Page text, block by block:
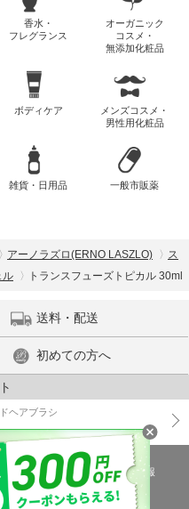
香水・
フレグランス
オーガニック
コスメ・
無添加化粧品
ボディケア
メンズコスメ・
男性用化粧品
雑貨・日用品 一般市販薬
アーノラズロ(ERNO LASZLO)
ス
ル トランスフューズトピカル 30ml
送料・配送
初めての方へ
ヘアブラシ
リシー
医薬品販売許可証の情報
PC版で表示